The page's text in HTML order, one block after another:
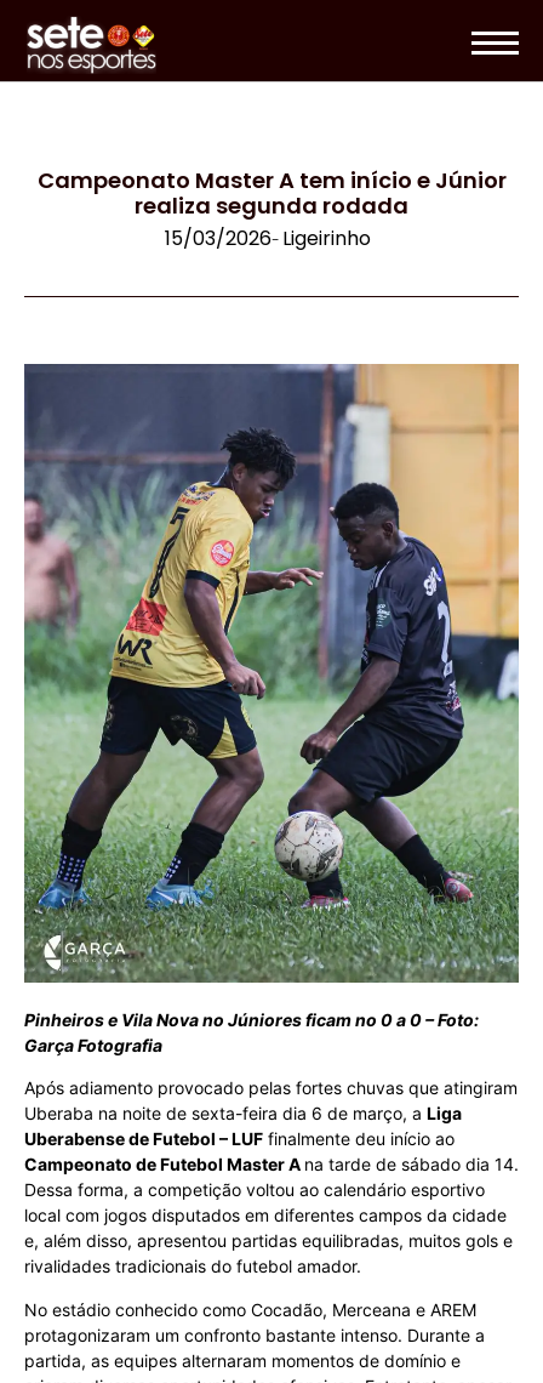
Campeonato Master A tem início e Júnior
realiza segunda rodada
15/03/2026- Ligeirinho
Pinheiros e Vila Nova no Júniores ficam no 0 a 0 – Foto:
Garça Fotografia
Após adiamento provocado pelas fortes chuvas que atingiram
Uberaba na noite de sexta-feira dia 6 de março, a Liga
Uberabense de Futebol – LUF finalmente deu início ao
Campeonato de Futebol Master A na tarde de sábado dia 14.
Dessa forma, a competição voltou ao calendário esportivo
local com jogos disputados em diferentes campos da cidade
e, além disso, apresentou partidas equilibradas, muitos gols e
rivalidades tradicionais do futebol amador.
No estádio conhecido como Cocadão, Merceana e AREM
protagonizaram um confronto bastante intenso. Durante a
partida, as equipes alternaram momentos de domínio e